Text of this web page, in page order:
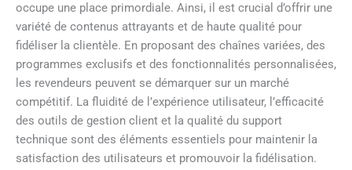
occupe une place primordiale. Ainsi, il est crucial d’offrir une
variété de contenus attrayants et de haute qualité pour
fidéliser la clientèle. En proposant des chaînes variées, des
programmes exclusifs et des fonctionnalités personnalisées,
les revendeurs peuvent se démarquer sur un marché
compétitif. La fluidité de l’expérience utilisateur, l’efficacité
des outils de gestion client et la qualité du support
technique sont des éléments essentiels pour maintenir la
satisfaction des utilisateurs et promouvoir la fidélisation.